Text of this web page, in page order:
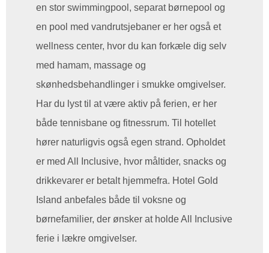
en stor swimmingpool, separat børnepool og
en pool med vandrutsjebaner er her også et
wellness center, hvor du kan forkæle dig selv
med hamam, massage og
skønhedsbehandlinger i smukke omgivelser.
Har du lyst til at være aktiv på ferien, er her
både tennisbane og fitnessrum. Til hotellet
hører naturligvis også egen strand. Opholdet
er med All Inclusive, hvor måltider, snacks og
drikkevarer er betalt hjemmefra. Hotel Gold
Island anbefales både til voksne og
børnefamilier, der ønsker at holde All Inclusive
ferie i lækre omgivelser.